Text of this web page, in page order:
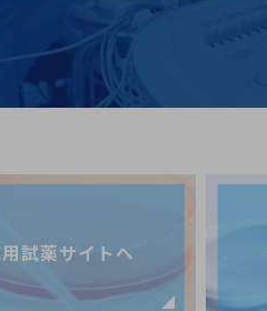
試薬サイトへ